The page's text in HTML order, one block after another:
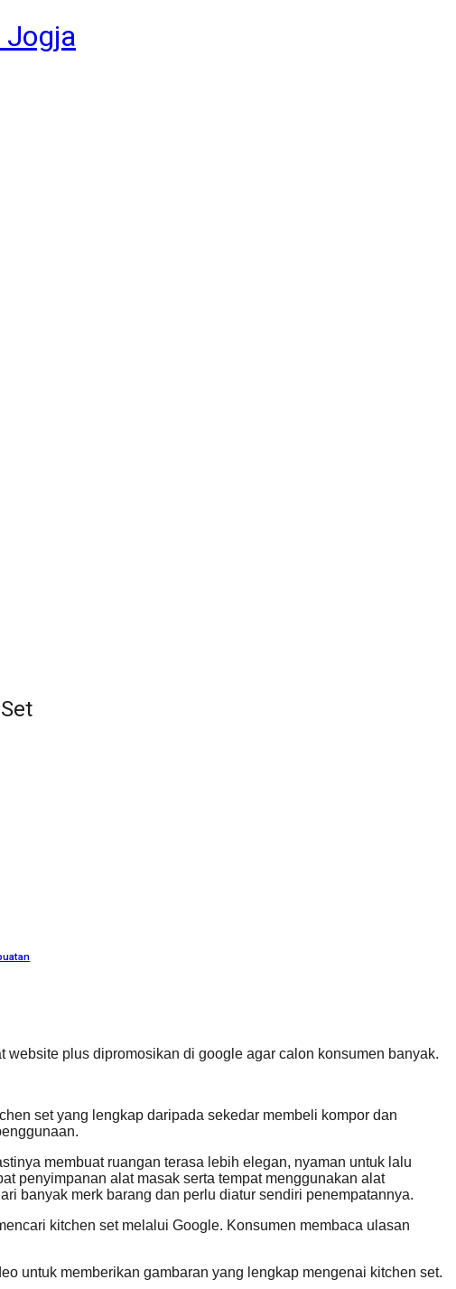
website plus dipromosikan di google agar calon konsumen banyak.
set yang lengkap daripada sekedar membeli kompor dan
membuat ruangan terasa lebih elegan, nyaman untuk lalu
penyimpanan alat masak serta tempat menggunakan alat
banyak merk barang dan perlu diatur sendiri penempatannya.
kitchen set melalui Google. Konsumen membaca ulasan
untuk memberikan gambaran yang lengkap mengenai kitchen set.